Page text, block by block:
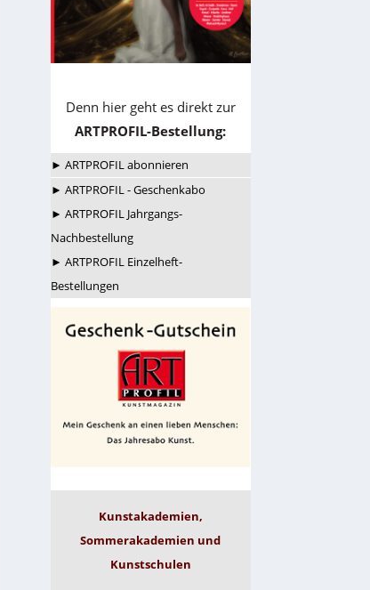
Denn hier geht es direkt zur
ARTPROFIL-Bestellung:
► ARTPROFIL abonnieren
► ARTPROFIL - Geschenkabo
► ARTPROFIL Jahrgangs-
Nachbestellung
► ARTPROFIL Einzelheft-
Bestellungen
Kunstakademien,
Sommerakademien und
Kunstschulen